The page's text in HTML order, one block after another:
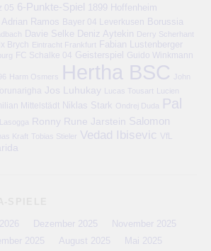
05 6-Punkte-Spiel 1899 Hoffenheim
Adrian Ramos Bayer 04 Leverkusen
Borussia
Davie Selke Deniz Aytekin Derry Scherhant
Brych Eintracht Frankfurt Fabian Lustenberger
FC Schalke 04 Geisterspiel Guido Winkmann
Harm Osmers Hertha BSC
John
Jos Luhukay Lucas Tousart Lucien
Mittelstädt Niklas Stark Ondrej Duda Pal
Ronny Rune Jarstein Salomon
Kraft Tobias Stieler Vedad Ibisevic
VfL
Dezember 2025
November 2025
2025 August 2025
Mai 2025